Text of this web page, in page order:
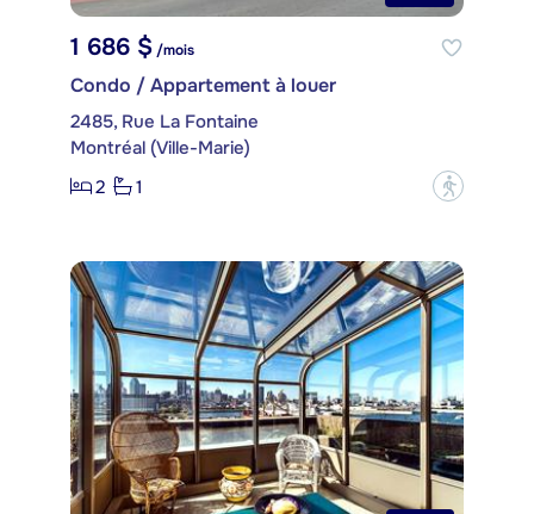
1 686 $/mois
Condo / Appartement à louer
2485, Rue La Fontaine
Montréal (Ville-Marie)
2
1 ?